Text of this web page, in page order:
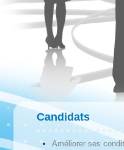
Candidats
Améliorer ses